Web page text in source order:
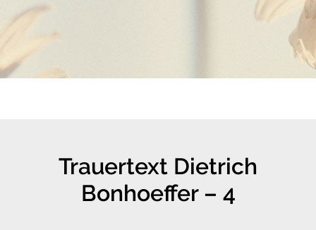
Trauertext Dietrich
Bonhoeffer – 4